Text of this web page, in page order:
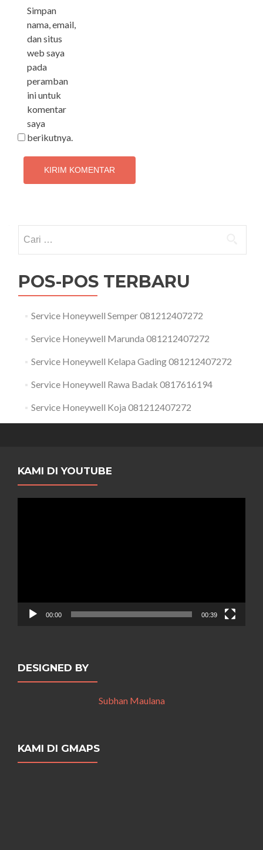
Simpan
nama, email,
dan situs
web saya
pada
peramban
ini untuk
komentar
saya
berikutnya.
untuk:
POS-POS TERBARU
Service Honeywell Semper 081212407272
Service Honeywell Marunda 081212407272
Service Honeywell Kelapa Gading 081212407272
Service Honeywell Rawa Badak 0817616194
Service Honeywell Koja 081212407272
KAMI DI YOUTUBE
00:00 00:39
DESIGNED BY
Subhan Maulana
KAMI DI GMAPS